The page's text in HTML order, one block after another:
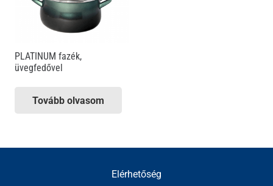
PLATINUM fazék,
üvegfedővel
Tovább olvasom
Elérhetőség